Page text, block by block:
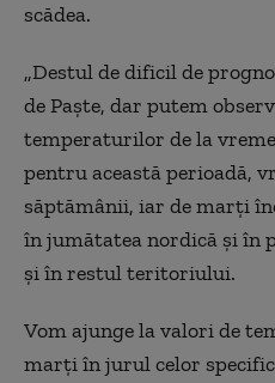
scădea.
„Destul de dificil de
de Paște, dar putem
temperaturilor de la
pentru această perioadă,
săptămânii, iar de marți
în jumătatea nordică și în
și în restul teritoriului.
Vom ajunge la valori de
marți în jurul celor